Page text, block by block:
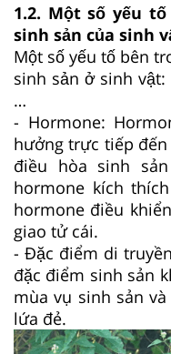
1.2. Một số yếu
sinh sản của sinh
Một số yếu tố bên
sinh sản ở sinh
…
- Hormone: H
hưởng trực tiếp
điều hòa sinh
hormone kích
hormone điều
giao tử cái.
- Đặc điểm di
đặc điểm sinh sản
mùa vụ sinh sản
lứa đẻ.